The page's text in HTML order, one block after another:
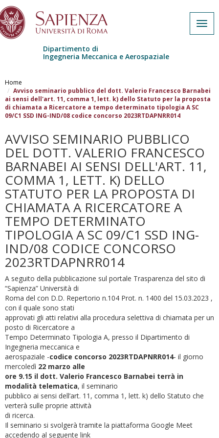
Dipartimento di
Ingegneria Meccanica e Aerospaziale
Home
Avviso seminario pubblico del dott. Valerio Francesco Barnabei
ai sensi dell'art. 11, comma 1, lett. k) dello Statuto per la proposta
di chiamata a Ricercatore a tempo determinato tipologia A SC
09/C1 SSD ING-IND/08 codice concorso 2023RTDAPNRR014
AVVISO SEMINARIO PUBBLICO
DEL DOTT. VALERIO FRANCESCO
BARNABEI AI SENSI DELL'ART. 11,
COMMA 1, LETT. K) DELLO
STATUTO PER LA PROPOSTA DI
CHIAMATA A RICERCATORE A
TEMPO DETERMINATO
TIPOLOGIA A SC 09/C1 SSD ING-
IND/08 CODICE CONCORSO
2023RTDAPNRR014
A seguito della pubblicazione sul portale Trasparenza del sito di
“Sapienza” Università di
Roma del con D.D. Repertorio n.104 Prot. n. 1400 del 15.03.2023 ,
con il quale sono stati
approvati gli atti relativi alla procedura selettiva di chiamata per un
posto di Ricercatore a
Tempo Determinato Tipologia A, presso il Dipartimento di
Ingegneria meccanica e
aerospaziale -codice concorso 2023RTDAPNRR014- il giorno
mercoledì 22 marzo alle
ore 9.15 il dott. Valerio Francesco Barnabei terrà in
modalità telematica, il seminario
pubblico ai sensi dell’art. 11, comma 1, lett. k) dello Statuto che
verterà sulle proprie attività
di ricerca.
Il seminario si svolgerà tramite la piattaforma Google Meet
accedendo al seguente link